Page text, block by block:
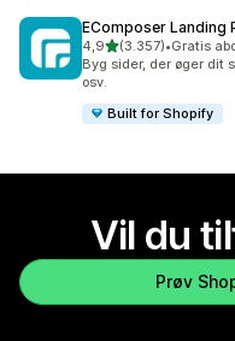
EComposer Landing
4,9ud af 5 stjerner
(3.357)
3357 anmeldelser i alt
•Gratis
Byg sider, der øger dit
osv.
Built for Shopify
Vil du
Prøv